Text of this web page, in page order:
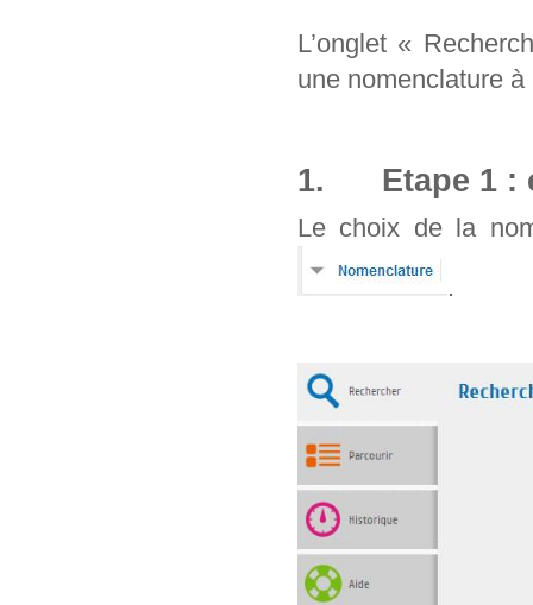
L’onglet «
une nomenclature
1. Etape 1 :
Le choix de la
.